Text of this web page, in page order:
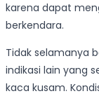
karena dapat
berkendara.
Tidak selamanya
indikasi lain yang
kaca kusam.